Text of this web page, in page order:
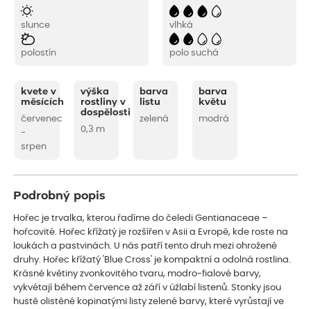
slunce
polostín
vlhká
polo suchá
kvete v
měsících
červenec
-
srpen
výška
rostliny v
dospělosti
0,3 m
barva
listu
zelená
barva
květu
modrá
Podrobný popis
Hořec je trvalka, kterou řadíme do čeledi Gentianaceae –
hořcovité. Hořec křížatý je rozšířen v Asii a Evropě, kde roste na
loukách a pastvinách. U nás patří tento druh mezi ohrožené
druhy. Hořec křížatý 'Blue Cross' je kompaktní a odolná rostlina.
Krásné květiny zvonkovitého tvaru, modro-fialové barvy,
vykvétají během července až září v úžlabí listenů. Stonky jsou
hustě olistěné kopinatými listy zelené barvy, které vyrůstají ve